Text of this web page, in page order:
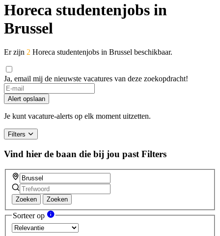
Horeca studentenjobs in
Brussel
Er zijn 2 Horeca studentenjobs in Brussel beschikbaar.
Ja, email mij de nieuwste vacatures van deze zoekopdracht!
Alert opslaan
Je kunt vacature-alerts op elk moment uitzetten.
Filters
Vind hier de baan die bij jou past Filters
Zoeken Zoeken
Sorteer op